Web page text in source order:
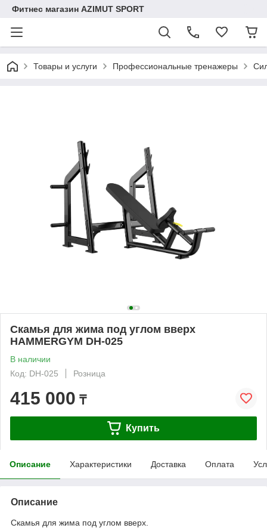
Фитнес магазин AZIMUT SPORT
Товары и услуги Профессиональные тренажеры
Скамья для жима под углом вверх
HAMMERGYM DH-025
В наличии
Код: DH-025
Розница
415 000 ₸
Купить
Описание Характеристики Доставка Оплата
Описание
Скамья для жима под углом вверх.